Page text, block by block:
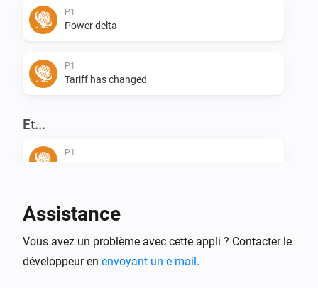
P1
Power delta
P1
Tariff has changed
Et...
P1
Assistance
Vous avez un problème avec cette appli ? Contacter le
développeur en envoyant un e-mail.